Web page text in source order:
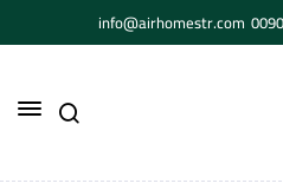
info@airhomestr.com